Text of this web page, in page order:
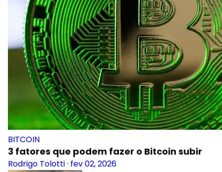
BITCOIN
3 fatores que podem fazer o Bitcoin subir
Rodrigo Tolotti· fev 02, 2026